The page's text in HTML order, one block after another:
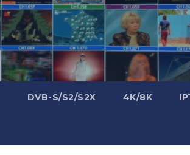
DVB-S/S2/S2X 4K/8K